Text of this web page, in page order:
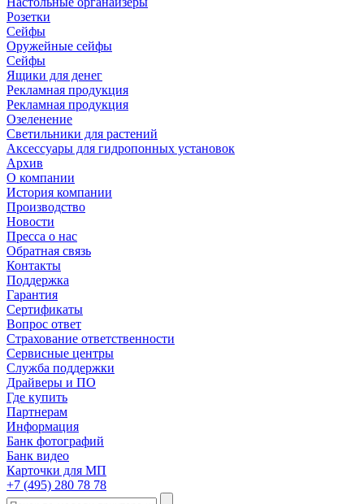
Розетки
Сейфы
Оружейные сейфы
Сейфы
Ящики для денег
Рекламная продукция
Рекламная продукция
Озеленение
Светильники для растений
Аксессуары для гидропонных установок
Архив
О компании
История компании
Производство
Новости
Пресса о нас
Обратная связь
Контакты
Поддержка
Гарантия
Сертификаты
Вопрос ответ
Страхование ответственности
Сервисные центры
Служба поддержки
Драйверы и ПО
Где купить
Партнерам
Информация
Банк фотографий
Банк видео
Карточки для МП
+7 (495) 280 78 78